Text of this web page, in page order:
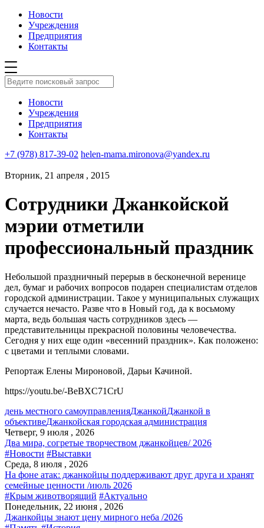
Новости
Учреждения
Предприятия
Контакты
Новости
Учреждения
Предприятия
Контакты
+7 (978) 817-39-02 helen-mama.mironova@yandex.ru
Вторник, 21 апреля , 2015
Сотрудники Джанкойской
мэрии отметили
профессиональный праздник
Небольшой праздничный перерыв в бесконечной веренице
дел, бумаг и рабочих вопросов подарен специалистам отделов
городской администрации. Такое у муниципальных служащих
случается нечасто. Разве что в Новый год, да к восьмому
марта, ведь большая часть сотрудников здесь —
представительницы прекрасной половины человечества.
Сегодня у них еще один «весенний праздник». Как положено:
с цветами и теплыми словами.
Репортаж Елены Мироновой, Дарьи Качиной.
https://youtu.be/-BeBXC71CrU
день местного самоуправленияДжанкойДжанкой в
объективеДжанкойская городская администрация
Четверг, 9 июля , 2026
Два мира, согретые творчеством джанкойцев/ 2026
#Новости #Выставки
Среда, 8 июля , 2026
На фоне атак: джанкойцы поддерживают друг друга и хранят
семейные ценности /июль 2026
#Крым животворящий #Актуально
Понедельник, 22 июня , 2026
Джанкойцы знают цену мирного неба /2026